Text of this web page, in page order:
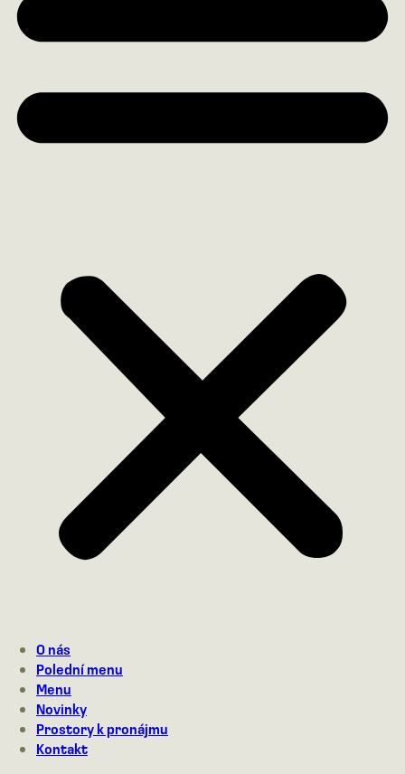
O nás
Polední menu
Menu
Novinky
Prostory k pronájmu
Kontakt